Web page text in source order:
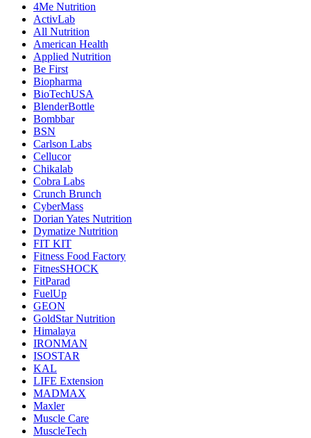
4Me Nutrition
ActivLab
All Nutrition
American Health
Applied Nutrition
Be First
Biopharma
BioTechUSA
BlenderBottle
Bombbar
BSN
Carlson Labs
Cellucor
Chikalab
Cobra Labs
Crunch Brunch
CyberMass
Dorian Yates Nutrition
Dymatize Nutrition
FIT KIT
Fitness Food Factory
FitnesSHOCK
FitParad
FuelUp
GEON
GoldStar Nutrition
Himalaya
IRONMAN
ISOSTAR
KAL
LIFE Extension
MADMAX
Maxler
Muscle Care
MuscleTech